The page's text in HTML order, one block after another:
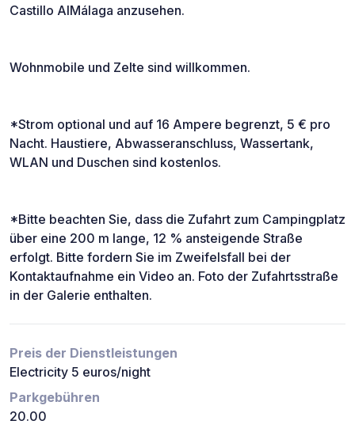
Castillo AlMálaga anzusehen.
Wohnmobile und Zelte sind willkommen.
*Strom optional und auf 16 Ampere begrenzt, 5 € pro
Nacht. Haustiere, Abwasseranschluss, Wassertank,
WLAN und Duschen sind kostenlos.
*Bitte beachten Sie, dass die Zufahrt zum Campingplatz
über eine 200 m lange, 12 % ansteigende Straße
erfolgt. Bitte fordern Sie im Zweifelsfall bei der
Kontaktaufnahme ein Video an. Foto der Zufahrtsstraße
in der Galerie enthalten.
Preis der Dienstleistungen
Electricity 5 euros/night
Parkgebühren
20.00